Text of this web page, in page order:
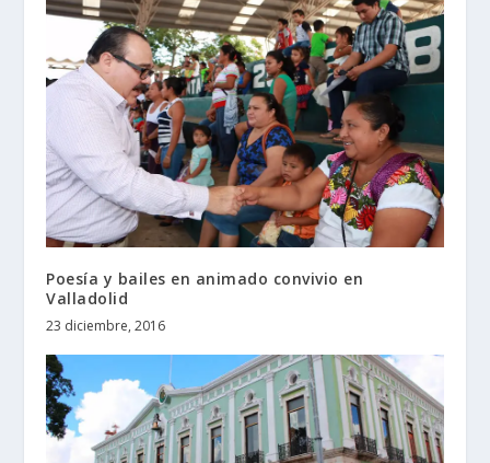
Poesía y bailes en animado convivio en
Valladolid
23 diciembre, 2016